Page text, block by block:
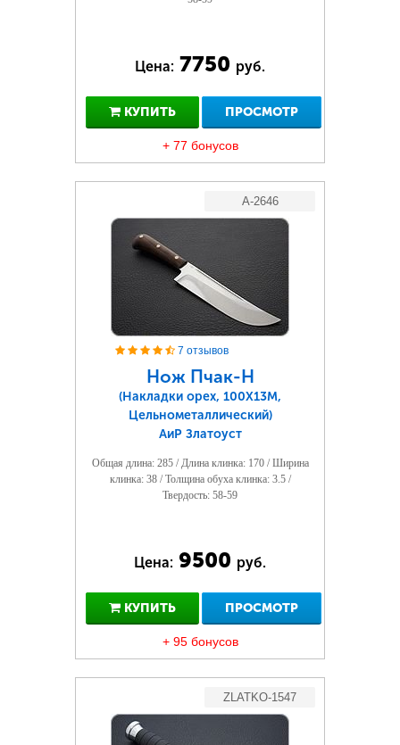
Цена: 7750 руб.
КУПИТЬ ПРОСМОТР
+ 77 бонусов
A-2646
7 отзывов
Нож Пчак-Н
(Накладки орех, 100Х13М,
Цельнометаллический)
АиР Златоуст
Общая длина: 285 / Длина клинка: 170 / Ширина
клинка: 38 / Толщина обуха клинка: 3.5 /
Твердость: 58-59
Цена: 9500 руб.
КУПИТЬ ПРОСМОТР
+ 95 бонусов
ZLATKO-1547